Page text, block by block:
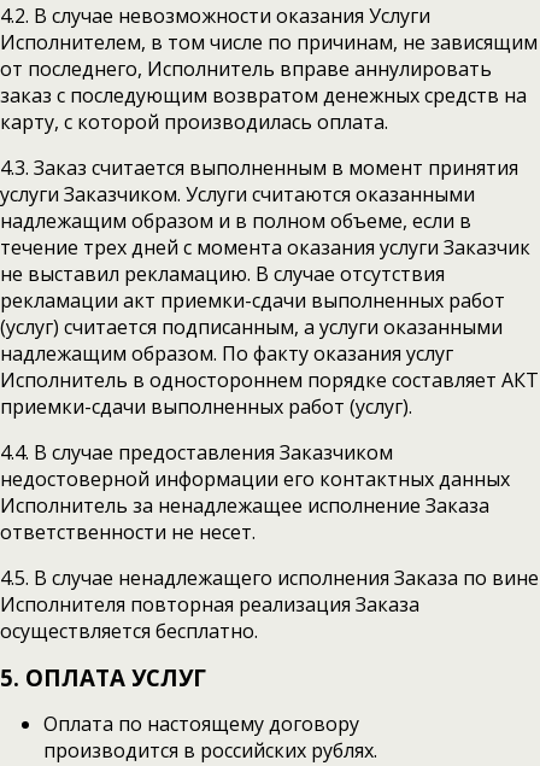
4.2. В случае невозможности оказания Услуги
Исполнителем, в том числе по причинам, не зависящим
от последнего, Исполнитель вправе аннулировать
заказ с последующим возвратом денежных средств на
карту, с которой производилась оплата.
4.3. Заказ считается выполненным в момент принятия
услуги Заказчиком. Услуги считаются оказанными
надлежащим образом и в полном объеме, если в
течение трех дней с момента оказания услуги Заказчик
не выставил рекламацию. В случае отсутствия
рекламации акт приемки-сдачи выполненных работ
(услуг) считается подписанным, а услуги оказанными
надлежащим образом. По факту оказания услуг
Исполнитель в одностороннем порядке составляет АКТ
приемки-сдачи выполненных работ (услуг).
4.4. В случае предоставления Заказчиком
недостоверной информации его контактных данных
Исполнитель за ненадлежащее исполнение Заказа
ответственности не несет.
4.5. В случае ненадлежащего исполнения Заказа по вине
Исполнителя повторная реализация Заказа
осуществляется бесплатно.
5. ОПЛАТА УСЛУГ
Оплата по настоящему договору
производится в российских рублях.